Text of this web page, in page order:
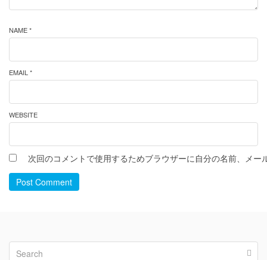
NAME *
EMAIL *
WEBSITE
次回のコメントで使用するためブラウザーに自分の名前、メー
Post Comment